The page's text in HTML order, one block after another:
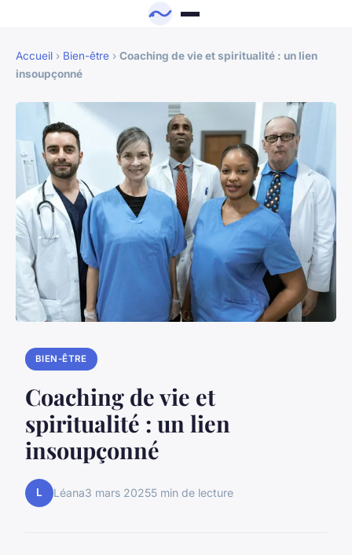
Accueil › Bien-être › Coaching de vie et spiritualité : un lien
insoupçonné
BIEN-ÊTRE
Coaching de vie et
spiritualité : un lien
insoupçonné
L Léana3 mars 20255 min de lecture